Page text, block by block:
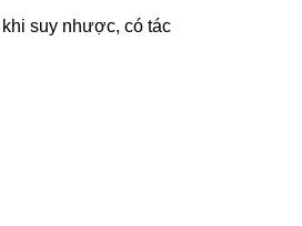
suy nhược, có tác